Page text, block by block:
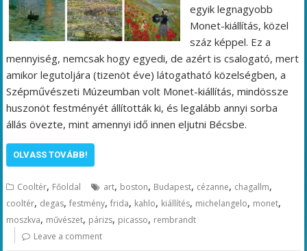
egyik legnagyobb
Monet-kiállítás, közel
száz képpel. Ez a
mennyiség, nemcsak hogy egyedi, de azért is csalogató, mert
amikor legutoljára (tizenöt éve) látogatható közelségben, a
Szépművészeti Múzeumban volt Monet-kiállítás, mindössze
huszonöt festményét állították ki, és legalább annyi sorba
állás övezte, mint amennyi idő innen eljutni Bécsbe.
OLVASS TOVÁBB!
Cooltér, Főoldal art, boston, Budapest, cézanne, chagallm,
cooltér, degas,festmény,frida, kahlo, kiállítés, michelangelo, monet,
moszkva, művészet, párizs, picasso, rembrandt
Leave a comment